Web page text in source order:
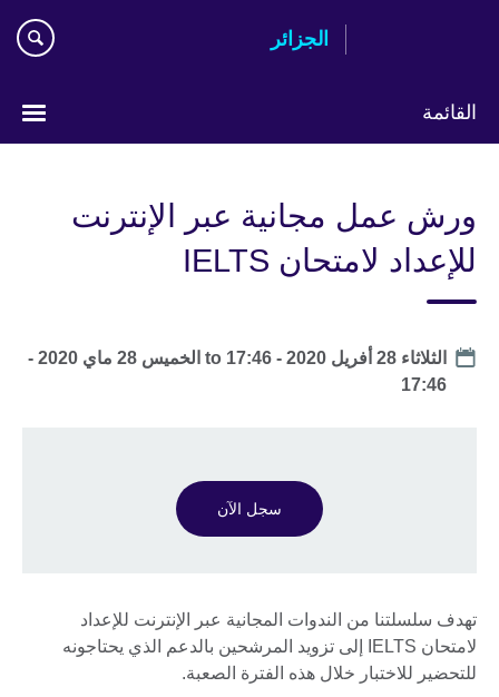
الجزائر
القائمة
language
ورش عمل مجانية عبر الإنترنت
للإعداد لامتحان IELTS
Date
الثلاثاء 28 أفريل 2020 - 17:46 to
الخميس 28 ماي 2020 -
17:46
سجل الآن
تهدف سلسلتنا من الندوات المجانية عبر الإنترنت للإعداد
لامتحان IELTS إلى تزويد المرشحين بالدعم الذي يحتاجونه
للتحضير للاختبار خلال هذه الفترة الصعبة.